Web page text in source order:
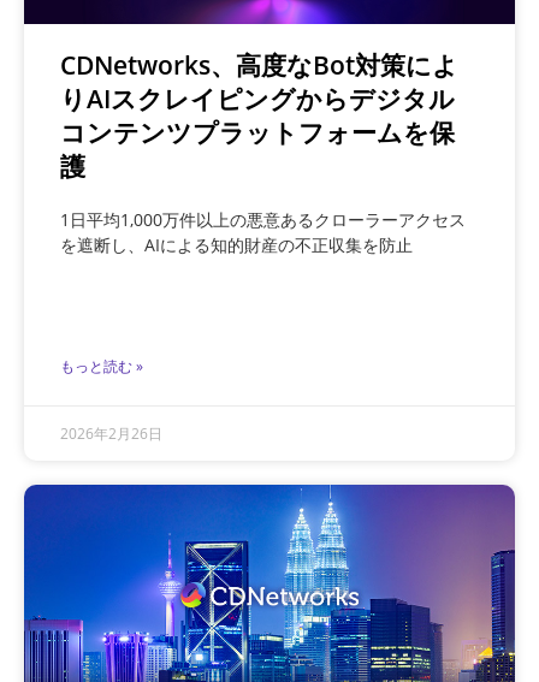
CDNetworks、高度なBot対策によ
りAIスクレイピングからデジタル
コンテンツプラットフォームを保
護
1日平均1,000万件以上の悪意あるクローラーアクセス
を遮断し、AIによる知的財産の不正収集を防止
もっと読む »
2026年2月26日